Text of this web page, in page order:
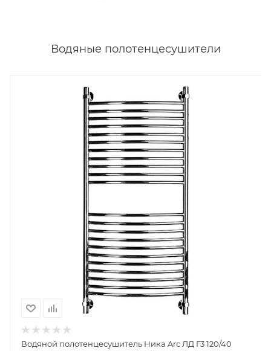
Водяные полотенцесушители
Водяной полотенцесушитель Ника Arc ЛД Г3 120/40